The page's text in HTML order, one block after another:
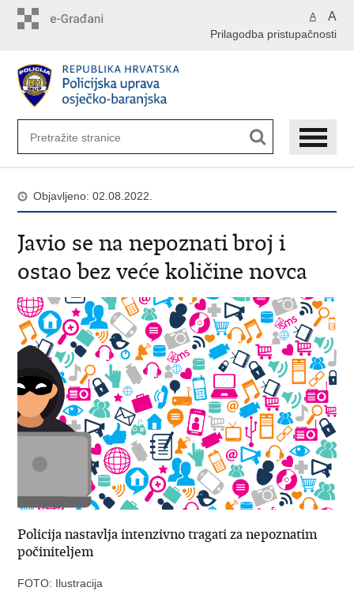
A A
Prilagodba pristupačnosti
Objavljeno: 02.08.2022.
Javio se na nepoznati broj i
ostao bez veće količine novca
Policija nastavlja intenzivno tragati za nepoznatim
počiniteljem
FOTO: Ilustracija